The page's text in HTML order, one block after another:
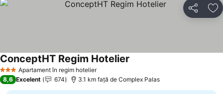
Distribuiți
3 SteleApartament în regim hotelier
ConceptHT Regim Hotelier
8,6 Excelent 674 3.1 km faţă de Complex Palas